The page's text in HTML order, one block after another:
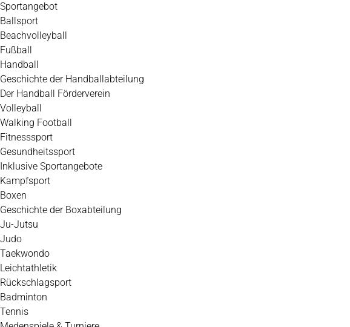
Sportangebot
Ballsport
Beachvolleyball
Fußball
Handball
Geschichte der Handballabteilung
Der Handball Förderverein
Volleyball
Walking Football
Fitnesssport
Gesundheitssport
Inklusive Sportangebote
Kampfsport
Boxen
Geschichte der Boxabteilung
Ju-Jutsu
Judo
Taekwondo
Leichtathletik
Rückschlagsport
Badminton
Tennis